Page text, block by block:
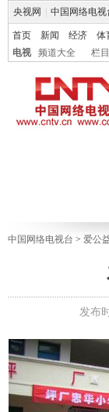
央视网 中国网络电视
首页 新闻 经济 体
电视
频道大全 栏
中国网络电视台 > 爱公
发布